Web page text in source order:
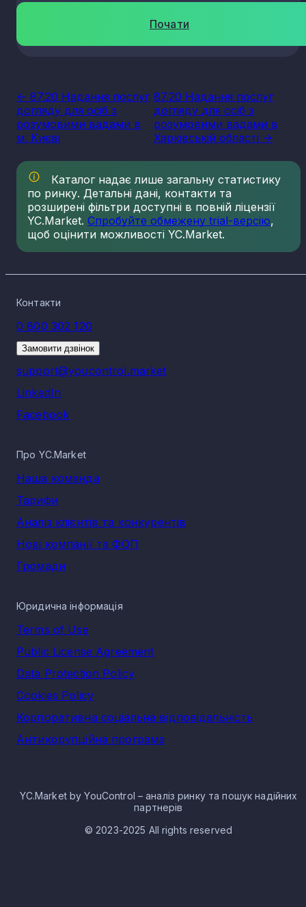
Почати
<- 87.20 Надання послуг
догляду для осіб з
розумовими вадами в
м. Києві
87.20 Надання послуг
догляду для осіб з
розумовими вадами в
Харківській області ->
Каталог надає лише загальну статистику
по ринку. Детальні дані, контакти та
розширені фільтри доступні в повній ліцензії
YC.Market. Спробуйте обмежену trial-версію,
щоб оцінити можливості YC.Market.
Контакти
0 800 302 120
Замовити дзвінок
support@youcontrol.market
LinkedIn
Facebook
Про YC.Market
Наша команда
Тарифи
Аналіз клієнтів та конкурентів
Нові компанії та ФОП
Громади
Юридична інформація
Terms of Use
Public License Agreement
Data Protection Policy
Cookies Policy
Корпоративна соціальна відповідальність
Антикорупційна програма
YC.Market by YouControl – аналіз ринку та пошук надійних
партнерів
© 2023-2025 All rights reserved